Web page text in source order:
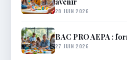
28 JUIN 2026
BAC PRO AEPA :
27 JUIN 2026